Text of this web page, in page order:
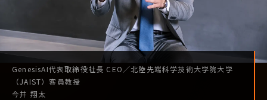
GenesisAI代表取締役社長 CEO／北陸先端科学技術大学院大学
（JAIST）客員教授
今井 翔太